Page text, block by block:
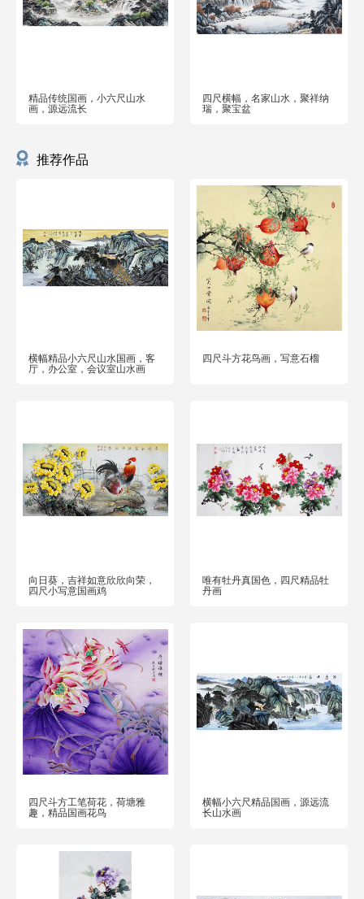
精品传统国画，小六尺山水
画，源远流长
四尺横幅，名家山水，聚祥纳
瑞，聚宝盆
推荐作品
横幅精品小六尺山水国画，客
厅，办公室，会议室山水画
四尺斗方花鸟画，写意石榴
向日葵，吉祥如意欣欣向荣，
四尺小写意国画鸡
唯有牡丹真国色，四尺精品牡
丹画
四尺斗方工笔荷花，荷塘雅
趣，精品国画花鸟
横幅小六尺精品国画，源远流
长山水画